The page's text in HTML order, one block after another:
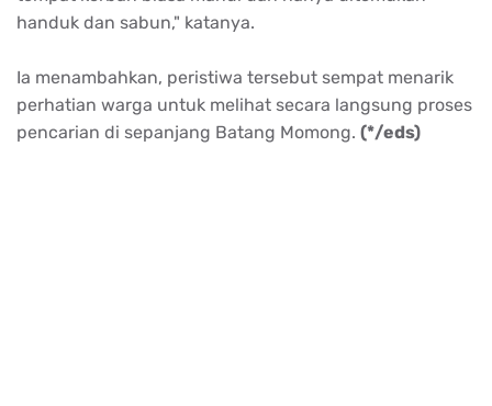
handuk dan sabun," katanya.
Ia menambahkan, peristiwa tersebut sempat menarik
perhatian warga untuk melihat secara langsung proses
pencarian di sepanjang Batang Momong. (*/eds)